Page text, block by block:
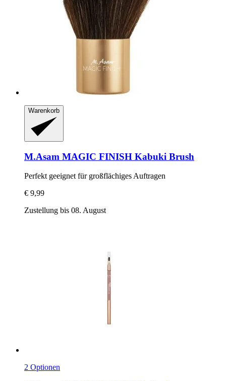
Warenkorb
M.Asam MAGIC FINISH Kabuki Brush
Perfekt geeignet für großflächiges Auftragen
€ 9,99
Zustellung bis 08. August
2 Optionen